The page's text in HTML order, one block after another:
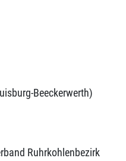
Beeckerwerth)
Ruhrkohlenbezirk